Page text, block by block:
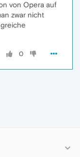
von Opera auf
zwar nicht
0